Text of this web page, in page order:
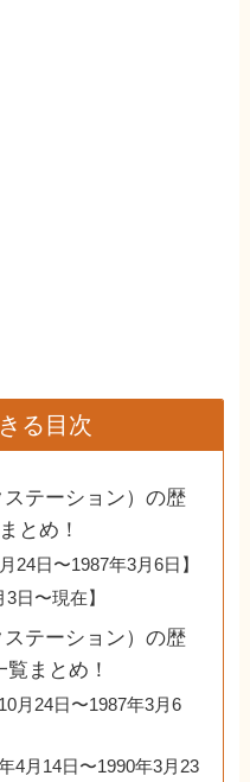
る目次
テーション）の歴
とめ！
24日〜1987年3月6日】
日〜現在】
テーション）の歴
まとめ！
月24日〜1987年3月6
4月14日〜1990年3月23